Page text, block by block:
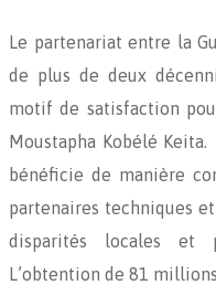
Le partenariat entre la
de plus de deux
motif de satisfaction
Moustapha Kobélé
bénéficie de manière
partenaires techniques
disparités locales et
L’obtention de 81